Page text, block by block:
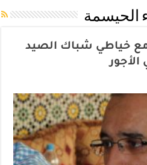
الحيسمة
مع خياطي شباك الصيد
الأجور